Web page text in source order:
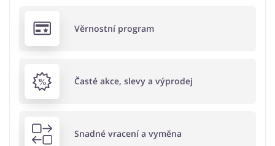
Věrnostní program
Časté akce, slevy a výprodej
Snadné vracení a vyměna